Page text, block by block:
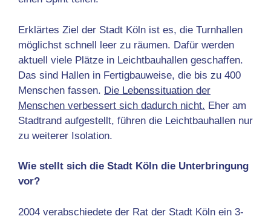
Erklärtes Ziel der Stadt Köln ist es, die Turnhallen
möglichst schnell leer zu räumen. Dafür werden
aktuell viele Plätze in Leichtbauhallen geschaffen.
Das sind Hallen in Fertigbauweise, die bis zu 400
Menschen fassen. Die Lebenssituation der
Menschen verbessert sich dadurch nicht. Eher am
Stadtrand aufgestellt, führen die Leichtbauhallen nur
zu weiterer Isolation.
Wie stellt sich die Stadt Köln die Unterbringung
vor?
2004 verabschiedete der Rat der Stadt Köln ein 3-